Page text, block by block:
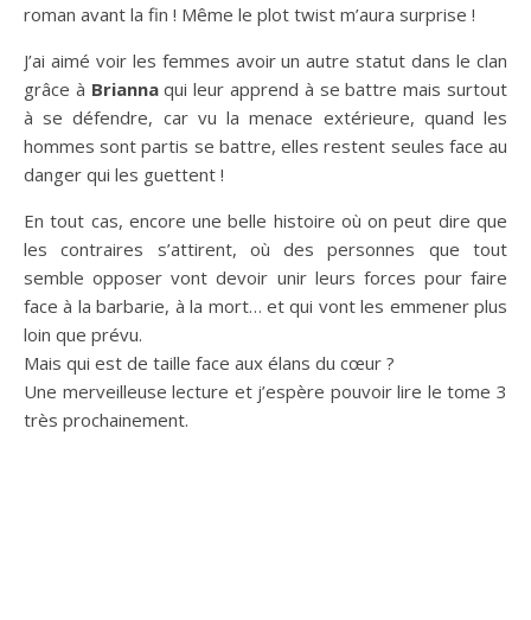
roman avant la fin ! Même le plot twist m’aura surprise !
J’ai aimé voir les femmes avoir un autre statut dans le clan
grâce à Briannaqui leur apprend à se battre mais surtout
à se défendre, car vu la menace extérieure, quand les
hommes sont partis se battre, elles restent seules face au
danger qui les guettent !
En tout cas, encore une belle histoire où on peut dire que
les contraires s’attirent, où des personnes que tout
semble opposer vont devoir unir leurs forces pour faire
face à la barbarie, à la mort… et qui vont les emmener plus
loin que prévu.
Mais qui est de taille face aux élans du cœur ?
Une merveilleuse lecture et j’espère pouvoir lire le tome 3
très prochainement.